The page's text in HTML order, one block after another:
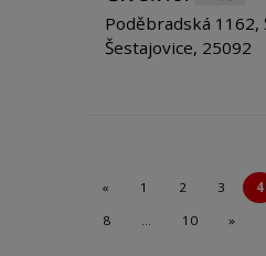
Poděbradská 1162,
Šestajovice, 25092
« 1 2 3 4
8
… 10 »